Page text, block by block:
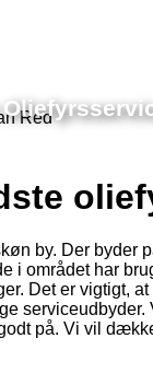
by. Der byder
i området har
Det er vigtigt,
på. Vi vil